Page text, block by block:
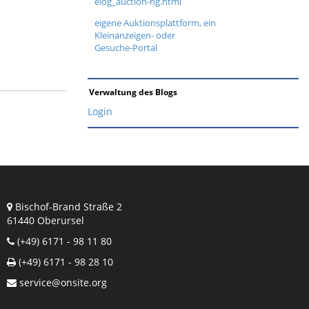
eigene Auktionsplattform, ein
Kleinanzeigen- oder
Gesuche-Portal
Verwaltung des Blogs
Login
Bischof-Brand Straße 2
61440 Oberursel
(+49) 6171 - 98 11 80
(+49) 6171 - 98 28 10
service@onsite.org